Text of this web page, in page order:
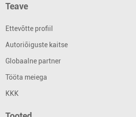
Teave
Ettevõtte profiil
Autoriõiguste kaitse
Globaalne partner
Tööta meiega
KKK